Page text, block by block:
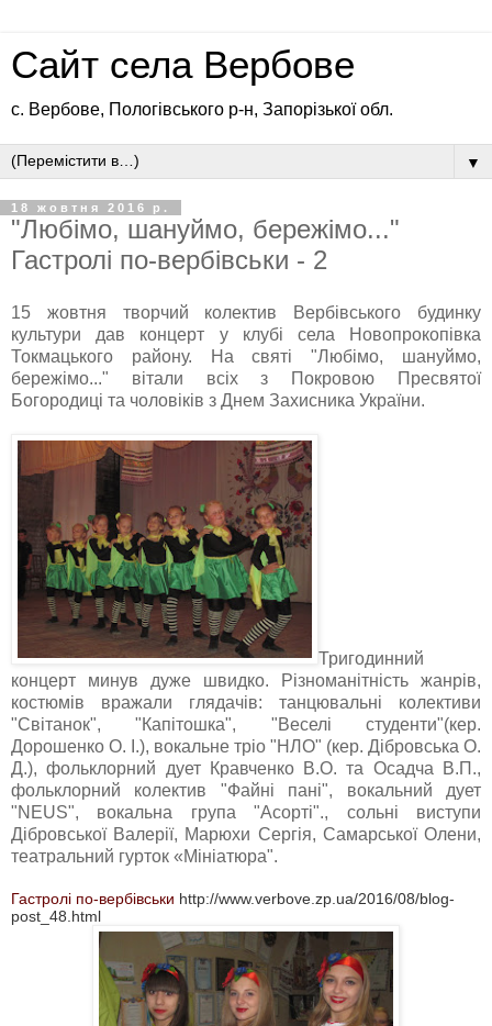
Сайт села Вербове
с. Вербове, Пологівського р-н, Запорізької обл.
▼
18 жовтня 2016 р.
"Любімо, шануймо, бережімо..."
Гастролі по-вербівськи - 2
15 жовтня творчий колектив Вербівського будинку
культури дав концерт у клубі села Новопрокопівка
Токмацького району. На святі "Любімо, шануймо,
бережімо..." вітали всіх з Покровою Пресвятої
Богородиці та чоловіків з Днем Захисника України.
Тригодинний
концерт минув дуже швидко. Різноманітність жанрів,
костюмів вражали глядачів: танцювальні колективи
"Світанок", "Капітошка", "Веселі студенти"(кер.
Дорошенко О. І.), вокальне тріо "НЛО" (кер. Дібровська О.
Д.), фольклорний дует Кравченко В.О. та Осадча В.П.,
фольклорний колектив "Файні пані", вокальний дует
"NEUS", вокальна група "Асорті"., сольні виступи
Дібровської Валерії, Марюхи Сергія, Самарської Олени,
театральний гурток «Мініатюра".
Гастролі по-вербівськи http://www.verbove.zp.ua/2016/08/blog-
post_48.html